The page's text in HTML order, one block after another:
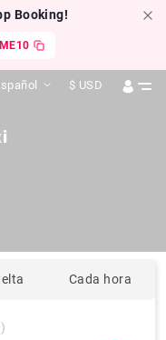
Booking!
$ USD
Cada hora